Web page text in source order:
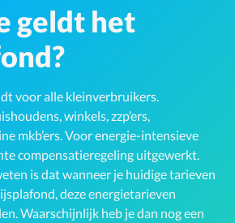
geldt het
voor alle kleinverbruikers.
winkels, zzp’ers,
mkb’ers. Voor energie-intensieve
compensatieregeling uitgewerkt.
is dat wanneer je huidige tarieven
deze energietarieven
Waarschijnlijk heb je dan nog een